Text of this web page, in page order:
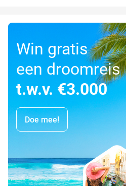
Win gratis
een droomreis
t.w.v. €3.000
Doe mee!